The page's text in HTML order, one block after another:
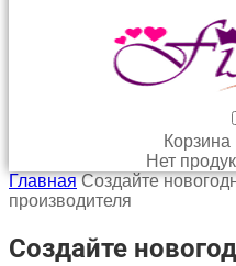
Корзина
Нет
Главная Создайте
производителя
Создайте